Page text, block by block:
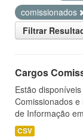
comissionados
Filtrar
Cargos
Estão
Comissionados
de Informação
CSV